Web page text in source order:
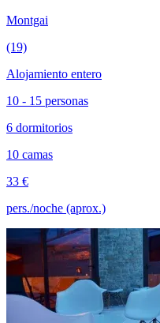
Montgai
(19)
Alojamiento entero
10 - 15 personas
6 dormitorios
10 camas
33 €
pers./noche (aprox.)